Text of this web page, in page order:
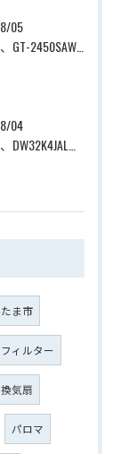
05
04
ま市
ィルター
気扇
パロマ